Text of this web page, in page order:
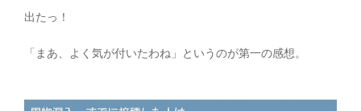
出たっ！
「まあ、よく気が付いたわね」というのが第一の感想。